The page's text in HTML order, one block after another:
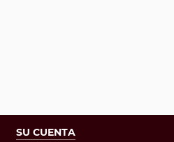
SU CUENTA